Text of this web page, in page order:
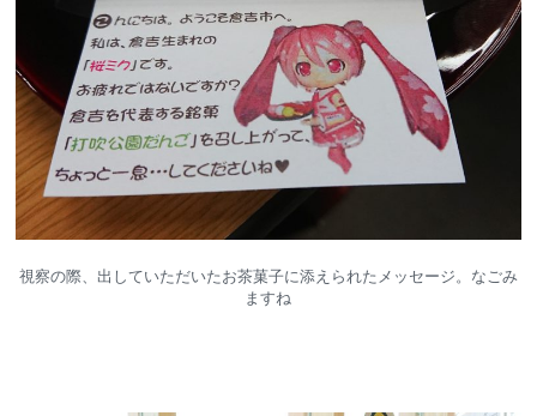
視察の際、出していただいたお茶菓子に添えられたメッセージ。なごみ
ますね